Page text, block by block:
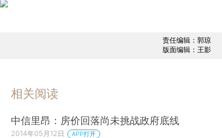
责任编辑：郭琼
版面编辑：王影
相关阅读
中信里昂：房价回落尚未挑战政府底线
2014年05月12日 APP打开